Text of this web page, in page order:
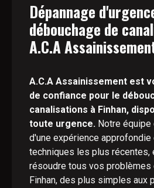
Dépannage
débouchage de
A.C.A
A.C.A Assainissement est
de confiance pour le
canalisations à Finhan,
toute urgence. Notre
d'une expérience
techniques les plus récentes,
résoudre tous vos problèmes
Finhan, des plus simples aux